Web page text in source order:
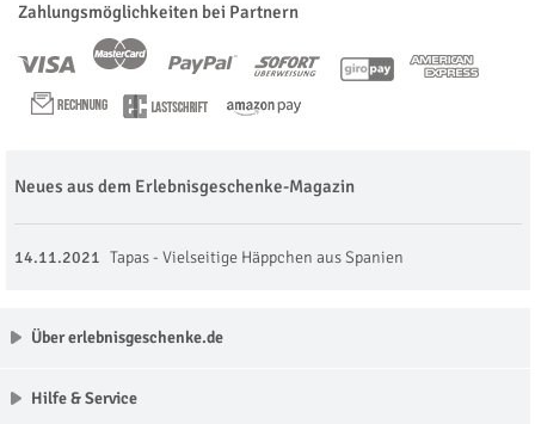
Zahlungsmöglichkeiten bei Partnern
Neues aus dem Erlebnisgeschenke-Magazin
14.11.2021 Tapas - Vielseitige Häppchen aus Spanien
Über erlebnisgeschenke.de
Hilfe & Service